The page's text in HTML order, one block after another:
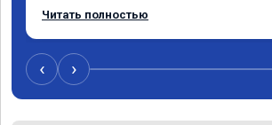
записали. Приехал в назначенное
ао11462 ,знают своё дело рекомендую
Читать полностью
‹ ›